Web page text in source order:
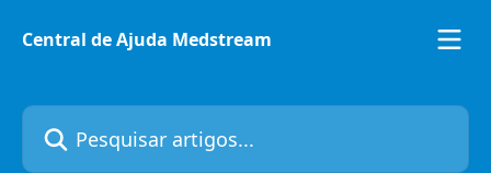
Central de Ajuda Medstream
Pesquisar artigos...